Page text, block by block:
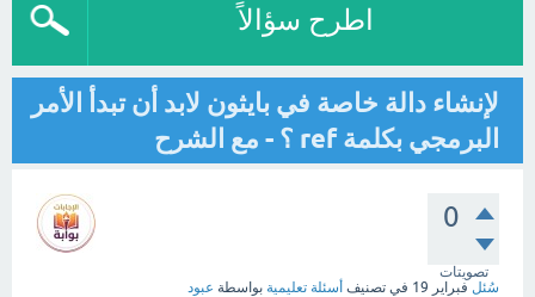
اطرح سؤالاً
لإنشاء دالة خاصة في بايثون لابد أن تبدأ الأمر
البرمجي بكلمة ref ؟ - مع الشرح
0
تصويتات
سُئل فبراير 19 في تصنيف أسئلة تعليمية بواسطة عبود